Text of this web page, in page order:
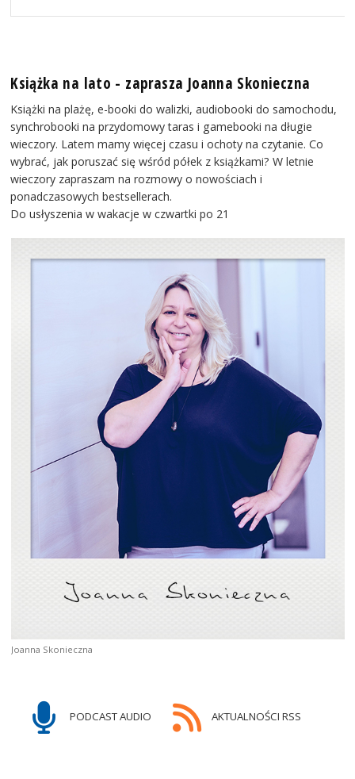
Książka na lato - zaprasza Joanna Skonieczna
Książki na plażę, e-booki do walizki, audiobooki do samochodu,
synchrobooki na przydomowy taras i gamebooki na długie
wieczory. Latem mamy więcej czasu i ochoty na czytanie. Co
wybrać, jak poruszać się wśród półek z książkami? W letnie
wieczory zapraszam na rozmowy o nowościach i
ponadczasowych bestsellerach.
Do usłyszenia w wakacje w czwartki po 21
Joanna Skonieczna
PODCAST AUDIO AKTUALNOŚCI RSS